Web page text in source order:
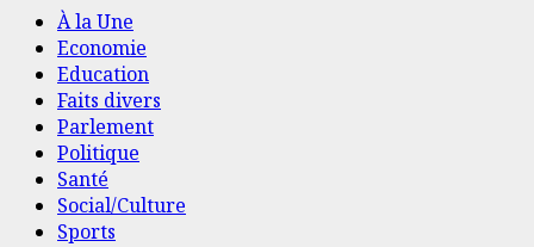
À la Une
Economie
Education
Faits divers
Parlement
Politique
Santé
Social/Culture
Sports